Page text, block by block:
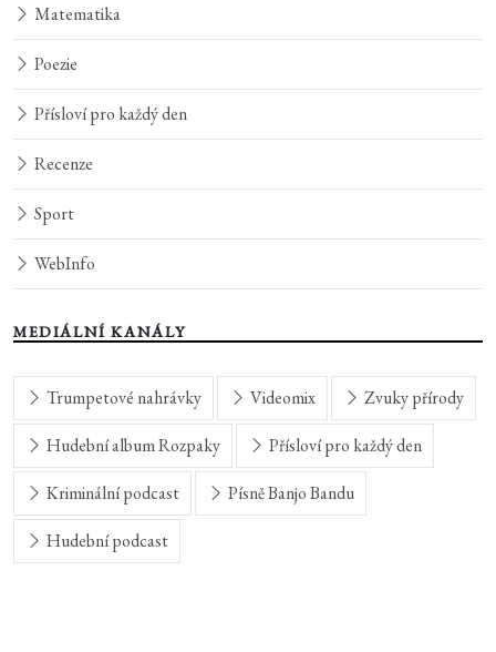
Matematika
Poezie
Přísloví pro každý den
Recenze
Sport
WebInfo
MEDIÁLNÍ KANÁLY
Trumpetové nahrávky Videomix Zvuky přírody
Hudební album Rozpaky Přísloví pro každý den
Kriminální podcast Písně Banjo Bandu
Hudební podcast